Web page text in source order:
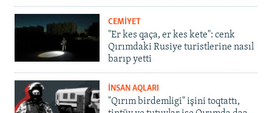
CEMİYET
"Er kes qaça, er kes kete": cenk
Qırımdaki Rusiye turistlerine nasıl
barıp yetti
İNSAN AQLARI
"Qırım birdemligi" işini toqtattı,